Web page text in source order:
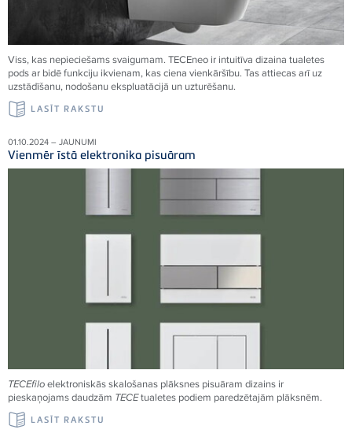
Viss, kas nepieciešams svaigumam. TECEneo ir intuitīva dizaina tualetes
pods ar bidē funkciju ikvienam, kas ciena vienkāršību. Tas attiecas arī uz
uzstādīšanu, nodošanu ekspluatācijā un uzturēšanu.
LASĪT RAKSTU
01.10.2024 – JAUNUMI
Vienmēr īstā elektronika pisuāram
TECEfiloelektroniskās skalošanas plāksnes pisuāram dizains ir
pieskaņojams daudzām TECEtualetes podiem paredzētajām plāksnēm.
LASĪT RAKSTU